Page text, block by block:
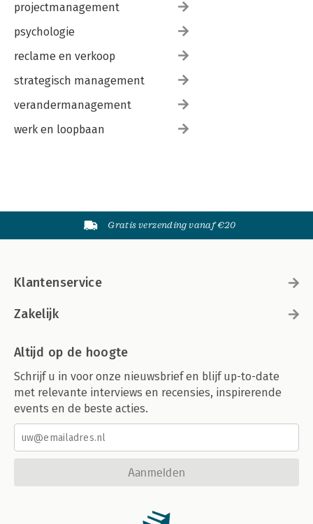
projectmanagement
psychologie
reclame en verkoop
strategisch management
verandermanagement
werk en loopbaan
Gratis verzending vanaf €20
Klantenservice
Zakelijk
Altijd op de hoogte
Schrijf u in voor onze nieuwsbrief en blijf up-to-date
met relevante interviews en recensies, inspirerende
events en de beste acties.
Aanmelden